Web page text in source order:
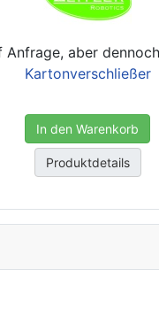
Anfrage, aber
Kartonverschließer
In den Warenkorb
Produktdetails